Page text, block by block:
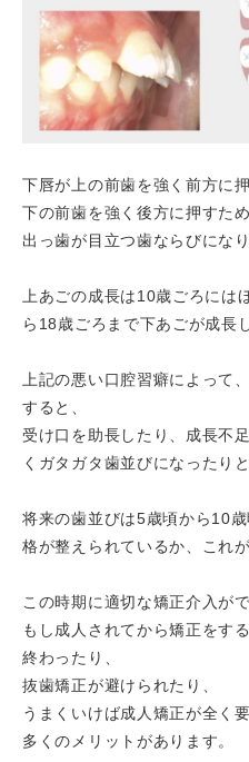
下唇が上の前歯を強く前方に
下の前歯を強く後方に押すため
出っ歯が目立つ歯ならびになり
上あごの成長は10歳ごろには
ら18歳ごろまで下あごが成長
上記の悪い口腔習癖によって
すると、
受け口を助長したり、成長不
くガタガタ歯並びになったり
将来の歯並びは5歳頃から10
格が整えられているか、これ
この時期に適切な矯正介入がで
もし成人されてから矯正をす
終わったり、
抜歯矯正が避けられたり、
うまくいけば成人矯正が全く
多くのメリットがあります。